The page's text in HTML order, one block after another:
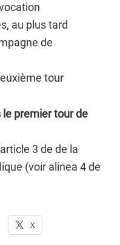
au plus tard
de
tour
premier tour de
3 de de la
(voir alinea 4 de
X